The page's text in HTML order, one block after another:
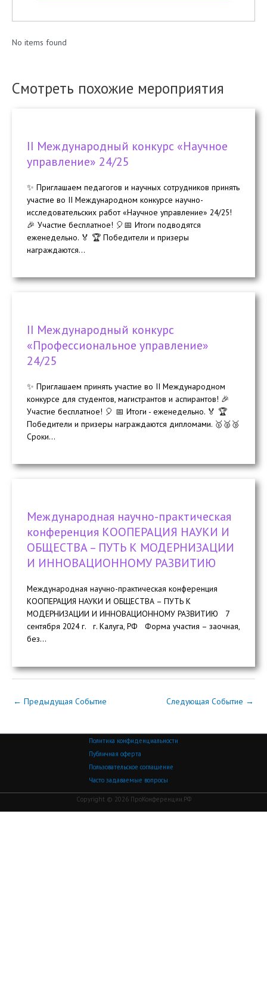
No items found
Смотреть похожие мероприятия
II Международный конкурс «Научное
управление» 24/25
✨ Приглашаем педагогов и научных сотрудников принять
участие во II Международном конкурсе научно-
исследовательских работ «Научное управление» 24/25!
🎉 Участие бесплатное! 🎈📅 Итоги подводятся
еженедельно. 🏅 🏆 Победители и призеры
награждаются...
II Международный конкурс
«Профессиональное управление»
24/25
✨ Приглашаем принять участие во II Международном
конкурсе для студентов, магистрантов и аспирантов! 🎉
Участие бесплатное! 🎈 📅 Итоги - еженедельно. 🏅 🏆
Победители и призеры награждаются дипломами. 🥇🥈🥉
Сроки...
Международная научно-практическая
конференция КООПЕРАЦИЯ НАУКИ И
ОБЩЕСТВА – ПУТЬ К МОДЕРНИЗАЦИИ
И ИННОВАЦИОННОМУ РАЗВИТИЮ
Международная научно-практическая конференция
КООПЕРАЦИЯ НАУКИ И ОБЩЕСТВА – ПУТЬ К
МОДЕРНИЗАЦИИ И ИННОВАЦИОННОМУ РАЗВИТИЮ 7
сентября 2024 г. г. Калуга, РФ Форма участия – заочная,
без...
← Предыдущая Событие Следующая Событие →
Политика конфиденциальности
Публичная оферта
Пользовательское соглашение
Часто задаваемые вопросы
Copyright © 2026 ПроКонференции.РФ